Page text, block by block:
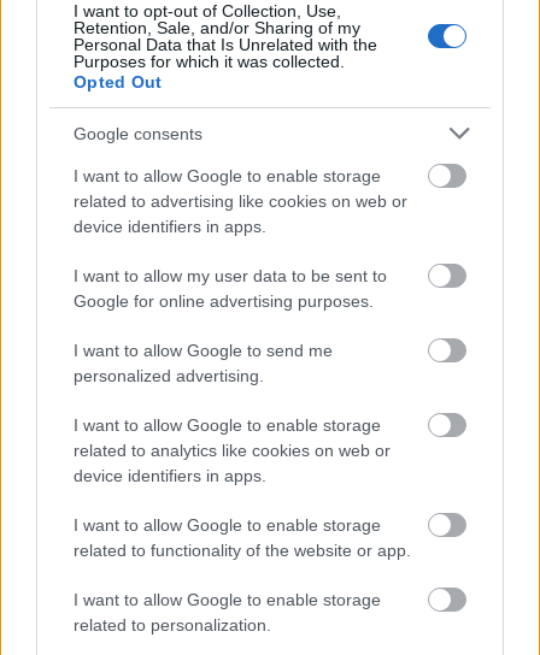
I want to opt-out of Collection, Use,
Retention, Sale, and/or Sharing of my
Personal Data that Is Unrelated with the
Purposes for which it was collected.
Opted Out
Google consents
I want to allow Google to enable storage
related to advertising like cookies on web or
device identifiers in apps.
I want to allow my user data to be sent to
Google for online advertising purposes.
I want to allow Google to send me
personalized advertising.
I want to allow Google to enable storage
related to analytics like cookies on web or
device identifiers in apps.
I want to allow Google to enable storage
related to functionality of the website or app.
I want to allow Google to enable storage
related to personalization.
PÉNTEK:
- VMK, Presser - Horváth - Sztevanovity: A
padlás - musical két részben (Párkányi Színkör)
Rendezte: Nagy Imre
- VMK, Szakmai értékelés
- Anglia park, Fulkó lovag - dramatizált játék
(Apropó Diákszínpad, Fülek) Rendezte: Szvorák
Zsuzsa
Mária Evangéliuma - rockopera két részben
(Érsekújvári Regionális Művelődési Központ
- VMK, Kultuszfilm - 2006 magyarul beszélő
amerikai színes szélesvásznú (NYEKK Színpad,
Rendezte: Tóth Gábor
SZOMBAT:
- VMK, C.Goldoni: Nyári kalandozások -
variációk (Perényi Balázs csapata a nyári színjátszó
táborból) Rendezte: Perényi Balázs
- VMK szakmai értékelés
MEGLEPETÉS!!!
- Múzeumkert, Jókai Mór szobrának